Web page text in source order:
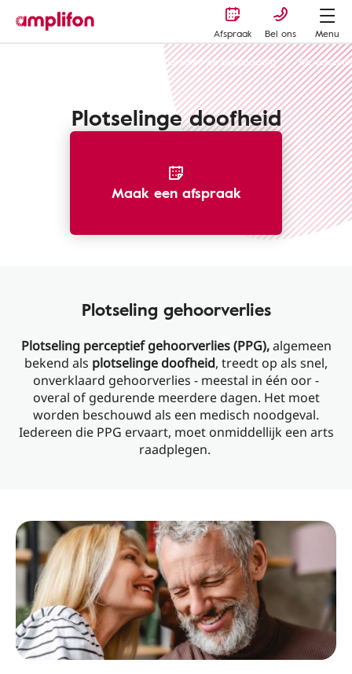
Afspraak Bel ons
Menu
Gehoorverlies of gehoorschade - oorzaken en behandeling
De
Plotselinge doofheid
Maak een afspraak
Plotseling gehoorverlies
Plotseling perceptief gehoorverlies (PPG),algemeen
bekend als plotselinge doofheid, treedt op als snel,
onverklaard gehoorverlies - meestal in één oor -
overal of gedurende meerdere dagen. Het moet
worden beschouwd als een medisch noodgeval.
Iedereen die PPG ervaart, moet onmiddellijk een arts
raadplegen.